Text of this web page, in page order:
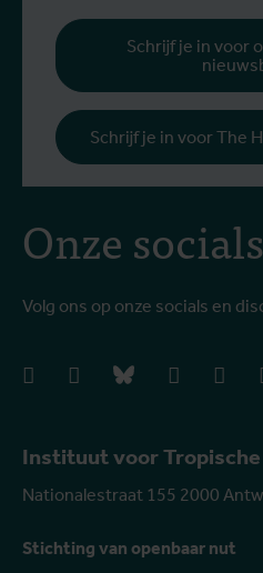
Instituut voor
Nationalestraat 155 2000
Stichting van openbaar nut
Onze socials
Volg ons op onze socials en
instagrambluesky
Schrijf je in voor
Schrijf je in voor The